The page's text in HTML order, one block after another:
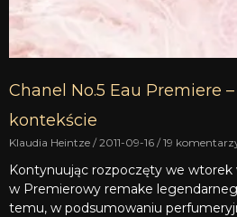
Chanel No.5 Eau Premiere
kontekście
Klaudia Heintze 2011-09-16 19
Kontynuując rozpoczęty we wtorek
w Premierowy remake
temu, w podsumowaniu